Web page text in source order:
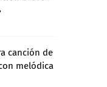
canción de
melódica